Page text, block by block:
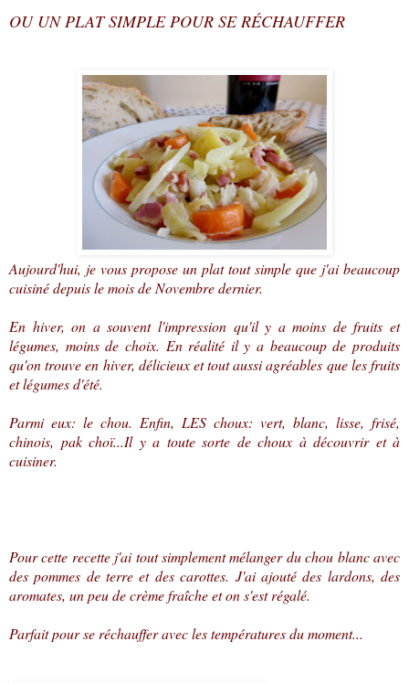
OU UN PLAT SIMPLE POUR SE RÉCHAUFFER
Aujourd'hui, je vous propose un plat tout simple que j'ai beaucoup
cuisiné depuis le mois de Novembre dernier.
En hiver, on a souvent l'impression qu'il y a moins de fruits et
légumes, moins de choix. En réalité il y a beaucoup de produits
qu'on trouve en hiver, délicieux et tout aussi agréables que les fruits
et légumes d'été.
Parmi eux: le chou. Enfin, LES choux: vert, blanc, lisse, frisé,
chinois, pak choï...Il y a toute sorte de choux à découvrir et à
cuisiner.
Pour cette recette j'ai tout simplement mélanger du chou blanc avec
des pommes de terre et des carottes. J'ai ajouté des lardons, des
aromates, un peu de crème fraîche et on s'est régalé.
Parfait pour se réchauffer avec les températures du moment...